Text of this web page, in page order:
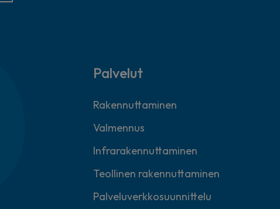
Palvelut
Rakennuttaminen
Valmennus
Infrarakennuttaminen
Teollinen rakennuttaminen
Palveluverkkosuunnittelu